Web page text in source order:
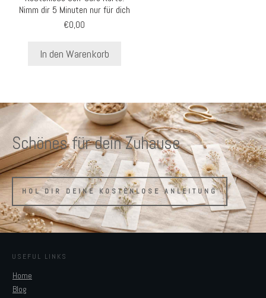
Nimm dir 5 Minuten nur für dich
€0,00
In den Warenkorb
Schönes für dein Zuhause
HOL DIR DEINE KOSTENLOSE ANLEITUNG
USEFUL LINKS
Home
Blog